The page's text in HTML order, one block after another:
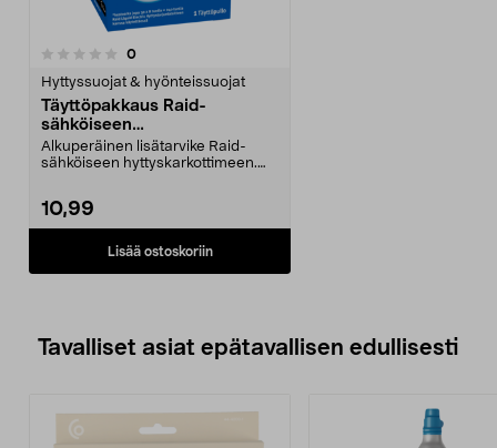
0arvostelut
Hyttyssuojat & hyönteissuojat
Täyttöpakkaus Raid-
sähköiseen
hyttyskarkottimeen, 1 kpl
Alkuperäinen lisätarvike Raid-
sähköiseen hyttyskarkottimeen.
10,99
Lisää ostoskoriin
Tavalliset asiat epätavallisen edullisesti